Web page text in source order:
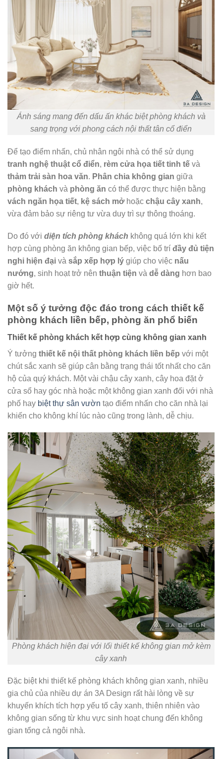
Ánh sáng mang đến dấu ấn khác biệt phòng khách và
sang trọng với phong cách nội thất tân cổ điển
Để tạo điểm nhấn, chủ nhân ngôi nhà có thể sử dụng
tranh nghệ thuật cổ điển, rèm cửa họa tiết tinh tế và
thảm trải sàn hoa văn. Phân chia không gian giữa
phòng khách và phòng ăn có thể được thực hiện bằng
vách ngăn họa tiết, kệ sách mởhoặc chậu cây xanh,
vừa đảm bảo sự riêng tư vừa duy trì sự thông thoáng.​
Do đó với diện tích phòng khách không quá lớn khi kết
hợp cùng phòng ăn không gian bếp, việc bố trí đầy đủ tiện
nghi hiện đại và sắp xếp hợp lý giúp cho việc nấu
nướng, sinh hoạt trở nên thuận tiện và dễ dàng hơn bao
giờ hết.
Một số ý tưởng độc đáo trong cách thiết kế
phòng khách liền bếp, phòng ăn phổ biến
Thiết kế phòng khách kết hợp cùng không gian xanh
Ý tưởng thiết kế nội thất phòng khách liền bếp với một
chút sắc xanh sẽ giúp cân bằng trạng thái tốt nhất cho căn
hộ của quý khách. Một vài chậu cây xanh, cây hoa đặt ở
cửa sổ hay góc nhà hoặc một không gian xanh đối với nhà
phố hay biệt thự sân vườn tạo điểm nhấn cho căn nhà lại
khiến cho không khí lúc nào cũng trong lành, dễ chịu.
Phòng khách hiện đại với lối thiết kế không gian mở kèm
cây xanh
Đặc biệt khi thiết kế phòng khách không gian xanh, nhiều
gia chủ của nhiều dự án 3A Design rất hài lòng về sự
khuyến khích tích hợp yếu tố cây xanh, thiên nhiên vào
không gian sống từ khu vực sinh hoạt chung đến không
gian tổng cả ngôi nhà.